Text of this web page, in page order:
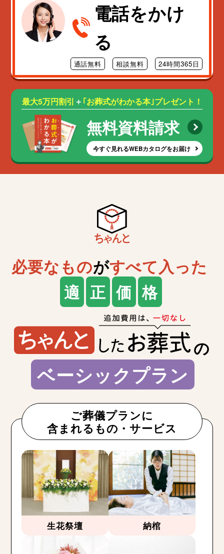
電話をかけ
る
通話無料 相談無料 24時間365日
最大5万円割引 ＋ ｢お葬式がわかる本｣プレゼント！
無料資料請求
今すぐ見れるWEBカタログをお届け
必要なものがすべて入った
適 正 価 格
の
ベーシックプラン
ご葬儀プランに
含まれるもの・サービス
生花祭壇 納棺